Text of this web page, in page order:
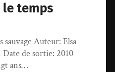
le temps
Auteur: Elsa
de sortie: 2010
ans…